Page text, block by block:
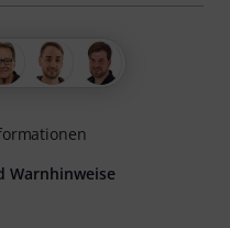
Warnhinweise